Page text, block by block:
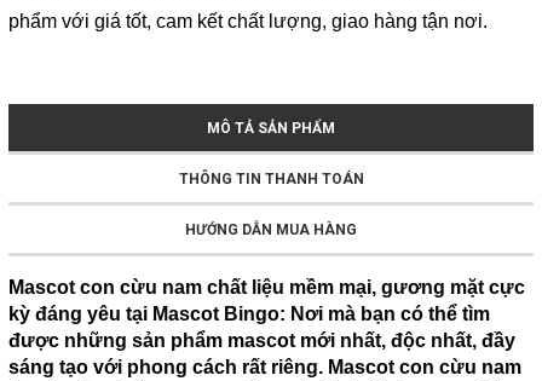
phẩm với giá tốt, cam kết chất lượng, giao hàng tận nơi.
MÔ TẢ SẢN PHẨM
THÔNG TIN THANH TOÁN
HƯỚNG DẪN MUA HÀNG
Mascot con cừu nam chất liệu mềm mại, gương mặt cực
kỳ đáng yêu tại Mascot Bingo: Nơi mà bạn có thể tìm
được những sản phẩm mascot mới nhất, độc nhất, đầy
sáng tạo với phong cách rất riêng. Mascot con cừu nam